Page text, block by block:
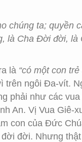
chúng ta; quyền
là Cha Đời đời, là
là “có một con
ngôi Đa-vít.
phải như các
An. Vị Vua Giê-
con của Đức
đời. Nhưng